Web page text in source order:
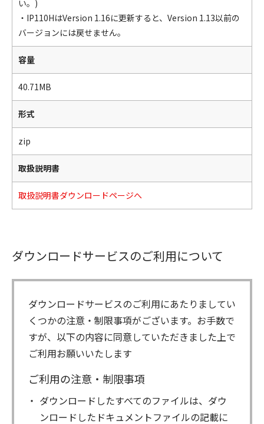
い。)
・IP110HはVersion 1.16に更新すると、Version 1.13以前の
バージョンには戻せません。
容量
40.71MB
形式
zip
取扱説明書
取扱説明書ダウンロードページへ
ダウンロードサービスのご利用について
ダウンロードサービスのご利用にあたりましてい
くつかの注意・制限事項がございます。お手数で
すが、以下の内容に同意していただきました上で
ご利用お願いいたします
ご利用の注意・制限事項
ダウンロードしたすべてのファイルは、ダウ
ンロードしたドキュメントファイルの記載に